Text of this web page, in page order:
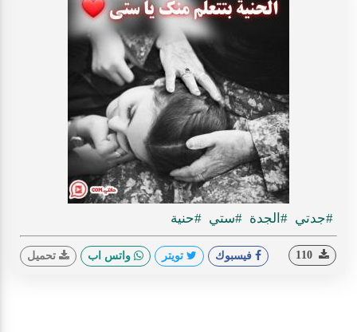
#جدتي #الجدة #ستي #حنية
فيسبوك تويتر واتس اب تحميل